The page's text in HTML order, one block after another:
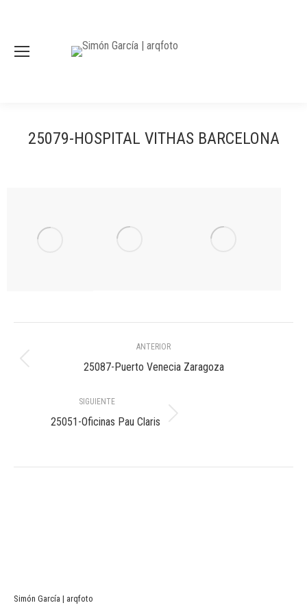
25079-HOSPITAL VITHAS BARCELONA
entre
álbumes
ANTERIOR
Álbum
25087-Puerto Venecia Zaragoza
SIGUIENTE
Álbum
25051-Oficinas Pau Claris
Simón García | arqfoto